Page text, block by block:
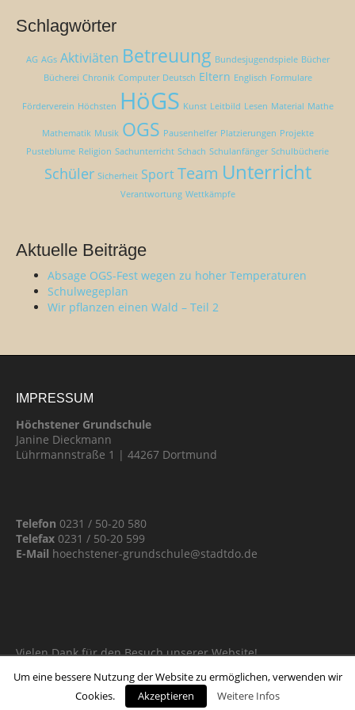
Schlagwörter
AG AGs Aktiviäten Betreuung Bundesjugendspiele Bücher
Bücherei Chronik Computer Deutsch Eltern Englisch Formulare
Förderverein Höchsten HöGS Kunst Leitbild Lesen Material Mathe
Mathematik Musik OGS Pausenhelfer Platzierungen Projekte
Pusteblume Religion Sachunterricht Schach Schulanfänger Schulbücherie
Schüler Sicherheit Sport Team Unterricht
Verantwortung Wettkämpfe
Aktuelle Beiträge
Absage OGS-Fest wegen zu hoher Temperaturen
Schulwegeplan
Wir pflanzen einen Wald – Teil 2
IMPRESSUM
Höchstener Grundschule
Janine Dieckmann
Lührmannstraße 1 | 44267 Dortmund
Telefon 0231 / 50-20 580
Telefax 0231 / 50-20 599
E-Mail hoechstener-grundschule@stadtdo.de
Vielen Dank für den Besuch unserer Website!
Um eine bessere Nutzung der Website zu ermöglichen, verwenden wir
Cookies.
Akzeptieren Weitere Infos